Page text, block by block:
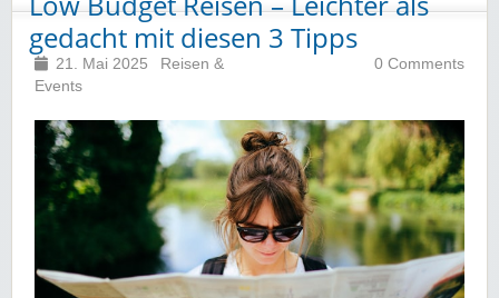
gedacht mit diesen 3 Tipps
21. Mai 2025
Reisen &
Events
0 Comments